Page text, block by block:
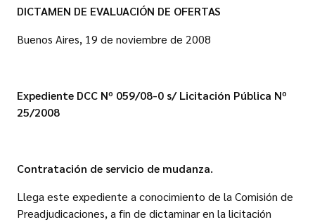
DICTAMEN DE EVALUACIÓN DE OFERTAS
Buenos Aires, 19 de noviembre de 2008
Expediente DCC Nº 059/08-0 s/ Licitación Pública Nº
25/2008
Contratación de servicio de mudanza.
Llega este expediente a conocimiento de la Comisión de
Preadjudicaciones, a fin de dictaminar en la licitación